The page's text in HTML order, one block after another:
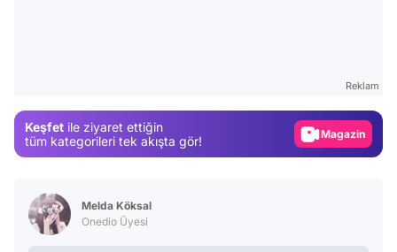
Reklam
Keşfet ile ziyaret ettiğin
tüm kategorileri tek akışta gör!
Magazin
Melda Köksal
Onedio Üyesi